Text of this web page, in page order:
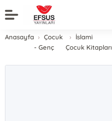
Anasayfa
Çocuk
- Genç
İslami
Çocuk Kitapları